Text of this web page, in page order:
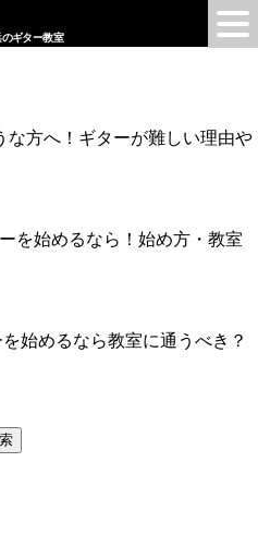
ギター教室
な方へ！ギターが難しい理由や
を始めるなら！始め方・教室
始めるなら教室に通うべき？